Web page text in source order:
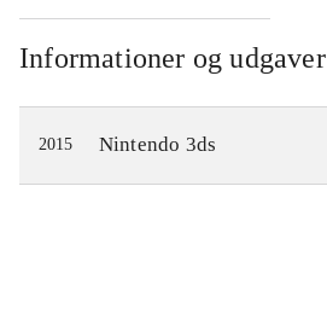
Informationer og udgaver
2015 Nintendo 3ds